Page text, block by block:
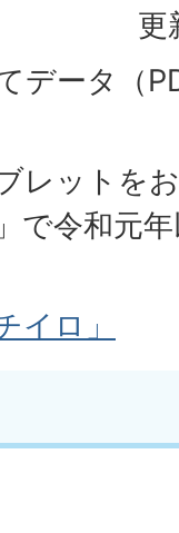
更
データ（
レットを
で令和元
イロ」